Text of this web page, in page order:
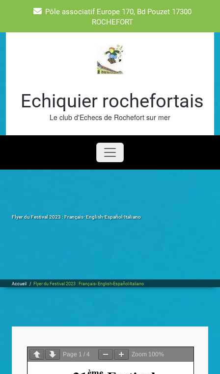
Pôle associatif Europe 170, Bd Pouzet 17300
ROCHEFORT
Echiquier rochefortais
Le club d'Echecs de Rochefort sur mer
Flyer du Festival 2023 : Français- English-Español-Italiano
Accueil / Flyer du Festival 2023 : Français- English-Español-Italiano
Page 1 / 4 Zoom 100%